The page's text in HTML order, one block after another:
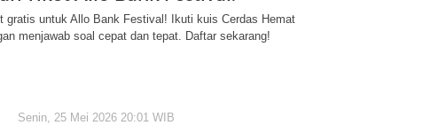
gratis untuk Allo Bank Festival! Ikuti kuis Cerdas Hemat
menjawab soal cepat dan tepat. Daftar sekarang!
Senin, 25 Mei 2026 20:01 WIB